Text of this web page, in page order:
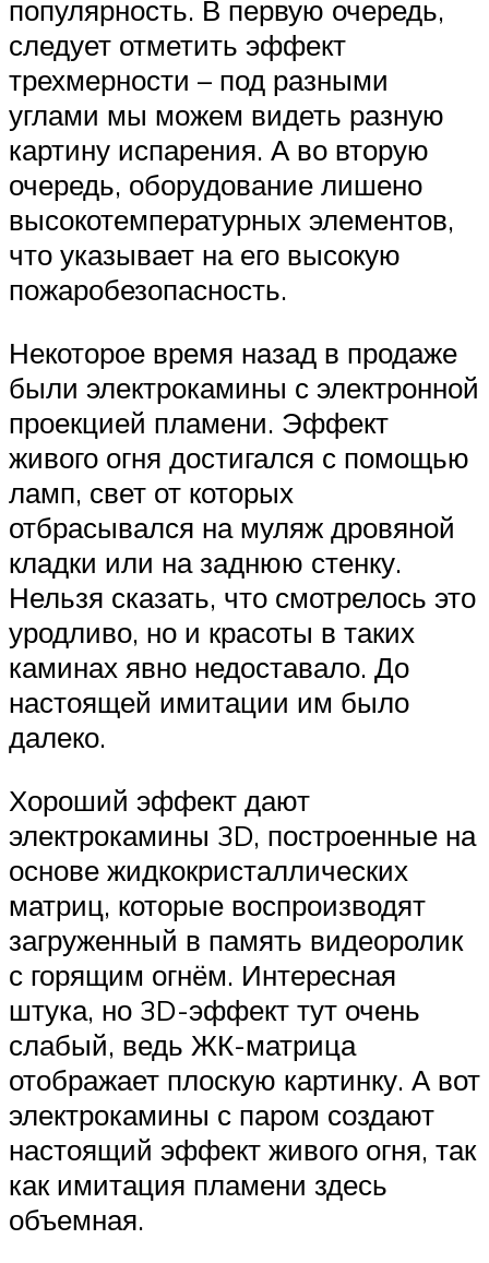
популярность. В первую очередь,
следует отметить эффект
трехмерности – под разными
углами мы можем видеть разную
картину испарения. А во вторую
очередь, оборудование лишено
высокотемпературных элементов,
что указывает на его высокую
пожаробезопасность.
Некоторое время назад в продаже
были электрокамины с электронной
проекцией пламени. Эффект
живого огня достигался с помощью
ламп, свет от которых
отбрасывался на муляж дровяной
кладки или на заднюю стенку.
Нельзя сказать, что смотрелось это
уродливо, но и красоты в таких
каминах явно недоставало. До
настоящей имитации им было
далеко.
Хороший эффект дают
электрокамины 3D, построенные на
основе жидкокристаллических
матриц, которые воспроизводят
загруженный в память видеоролик
с горящим огнём. Интересная
штука, но 3D-эффект тут очень
слабый, ведь ЖК-матрица
отображает плоскую картинку. А вот
электрокамины с паром создают
настоящий эффект живого огня, так
как имитация пламени здесь
объемная.